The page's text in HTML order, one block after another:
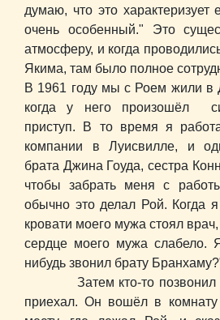
думаю, что это характеризует
очень особенный." Это
атмосферу, и когда
Якима, там было полное
В 1961 году мы с Роем жили
когда у него произошёл
приступ. В то время я
компании в Луисвилле, и
брата Джина Гоуда, сестра
чтобы забрать меня с
обычно это делал Рой. Когда
кровати моего мужа стоял
сердце моего мужа слабело.
нибудь звонил брату
Затем кто-то позвонил
приехал. Он вошёл в